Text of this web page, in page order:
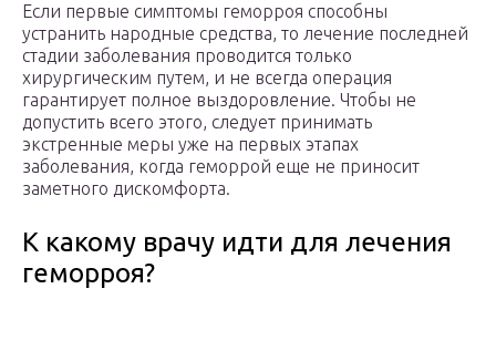
Если первые симптомы геморроя способны
устранить народные средства, то лечение последней
стадии заболевания проводится только
хирургическим путем, и не всегда операция
гарантирует полное выздоровление. Чтобы не
допустить всего этого, следует принимать
экстренные меры уже на первых этапах
заболевания, когда геморрой еще не приносит
заметного дискомфорта.
К какому врачу идти для лечения
геморроя?